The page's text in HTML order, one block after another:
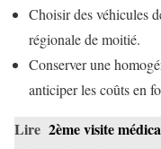
Choisir des véhicules
régionale de moitié.
Conserver une
anticiper les coûts en
Lire 2ème visite